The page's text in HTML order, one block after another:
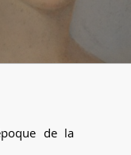
de la